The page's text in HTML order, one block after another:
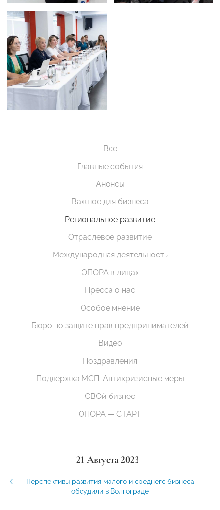
Все
Главные события
Анонсы
Важное для бизнеса
Региональное развитие
Отраслевое развитие
Международная деятельность
ОПОРА в лицах
Пресса о нас
Особое мнение
Бюро по защите прав предпринимателей
Видео
Поздравления
Поддержка МСП. Антикризисные меры
СВОй бизнес
ОПОРА — СТАРТ
21 Августа 2023
Перспективы развития малого и среднего бизнеса
обсудили в Волгограде